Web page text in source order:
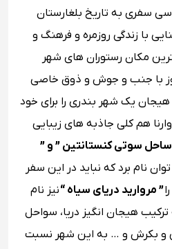
سفری به تاریخ بلغارستان
با زندگی روزمره و فرهنگ و
مکان رستوران‌ های شهر
با جنب و جوش و ذوق خاصی
یک شهر بندری را برای خود
هم کلی جاذبه ‌های زیبایی
سوتی کنستانتین ” و ”
نام برد که نباید در این سفر
” مروارید دریای سیاه “نیز نام
ترکیب هیجان انگیز دریا، سواحل
و بکرش و … به این شهر نسبت